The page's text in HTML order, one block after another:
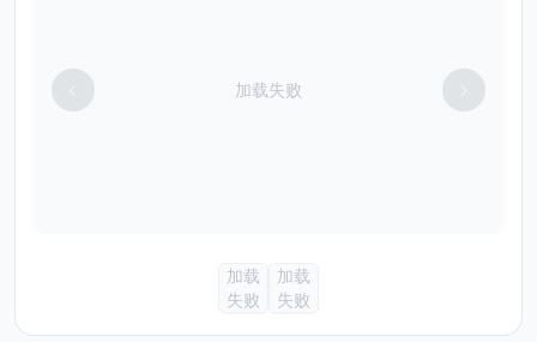
加载失败
加载
失败
加载
失败